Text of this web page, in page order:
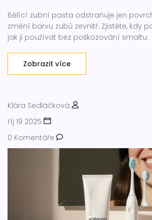
Bělící zubní pasta odstraňuje jen
změní barvu zubů zevnitř. Zjistěte, kdy
jak ji používat bez poškozování smaltu.
Zobrazit více
Klára Sedláčková
říj 19 2025
0 Komentáře